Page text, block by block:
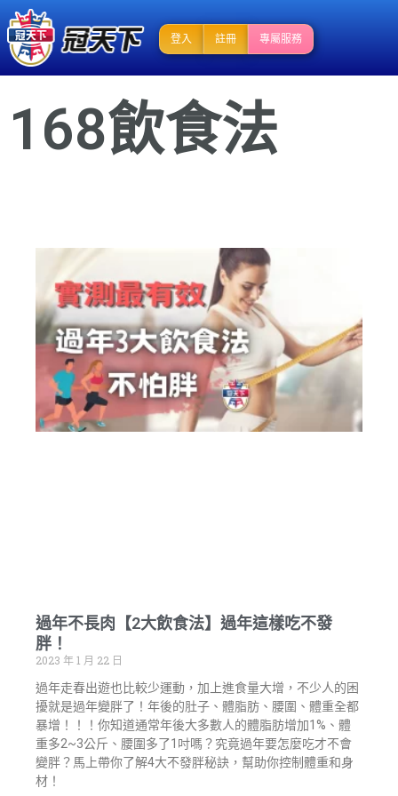
登入 註冊 專屬服務
168飲食法
過年不長肉【2大飲食法】過年這樣吃不發
胖！
2023 年 1 月 22 日
過年走春出遊也比較少運動，加上進食量大增，不少人的困
擾就是過年變胖了！年後的肚子、體脂肪、腰圍、體重全都
暴增！！！你知道通常年後大多數人的體脂肪增加1%、體
重多2~3公斤、腰圍多了1吋嗎？究竟過年要怎麼吃才不會
變胖？馬上帶你了解4大不發胖秘訣，幫助你控制體重和身
材！